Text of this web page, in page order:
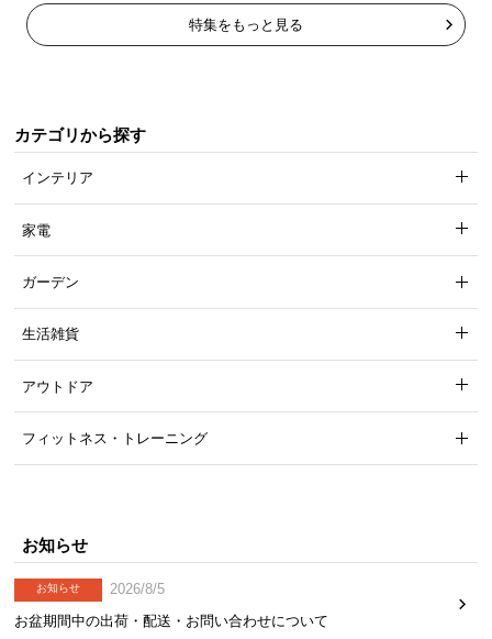
特集をもっと見る
カテゴリから探す
インテリア
家電
ガーデン
生活雑貨
アウトドア
フィットネス・トレーニング
お知らせ
お知らせ
2026/8/5
お盆期間中の出荷・配送・お問い合わせについて